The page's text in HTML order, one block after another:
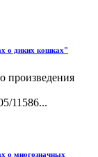
о диких кошках"
произведения
11586...
о многозначных